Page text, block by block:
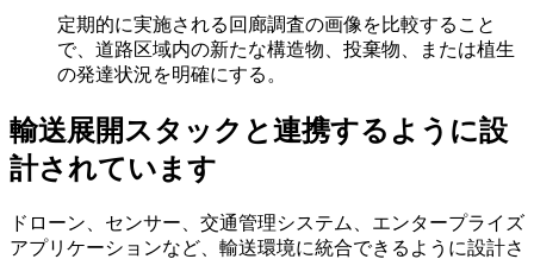
定期的に実施される回廊調査の画像を比較すること
で、道路区域内の新たな構造物、投棄物、または植生
の発達状況を明確にする。
輸送展開スタックと連携するように設
計されています
ドローン、センサー、交通管理システム、エンタープライズ
アプリケーションなど、輸送環境に統合できるように設計さ